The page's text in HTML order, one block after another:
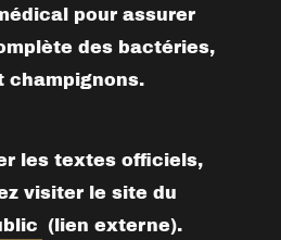
pour assurer
des bactéries,
champignons.
les textes officiels,
visiter le site du
(lien externe).